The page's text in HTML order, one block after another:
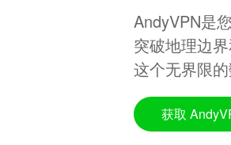
AndyVPN是
突破地理边
这个无界限的
获取